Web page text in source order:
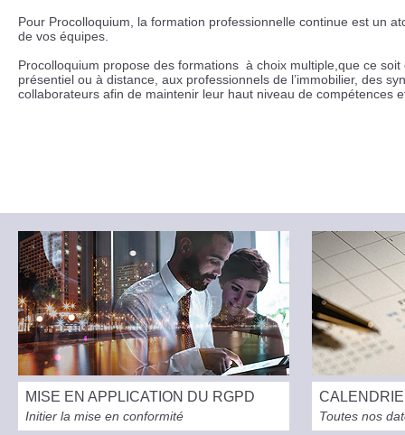
Pour Procolloquium, la formation professionnelle continue est un
de vos équipes.
Procolloquium propose des formations à choix multiple,que ce
présentiel ou à distance, aux professionnels de l’immobilier, des
collaborateurs afin de maintenir leur haut niveau de compétences
MISE EN APPLICATION DU RGPD
Initier la mise en conformité Toutes nos